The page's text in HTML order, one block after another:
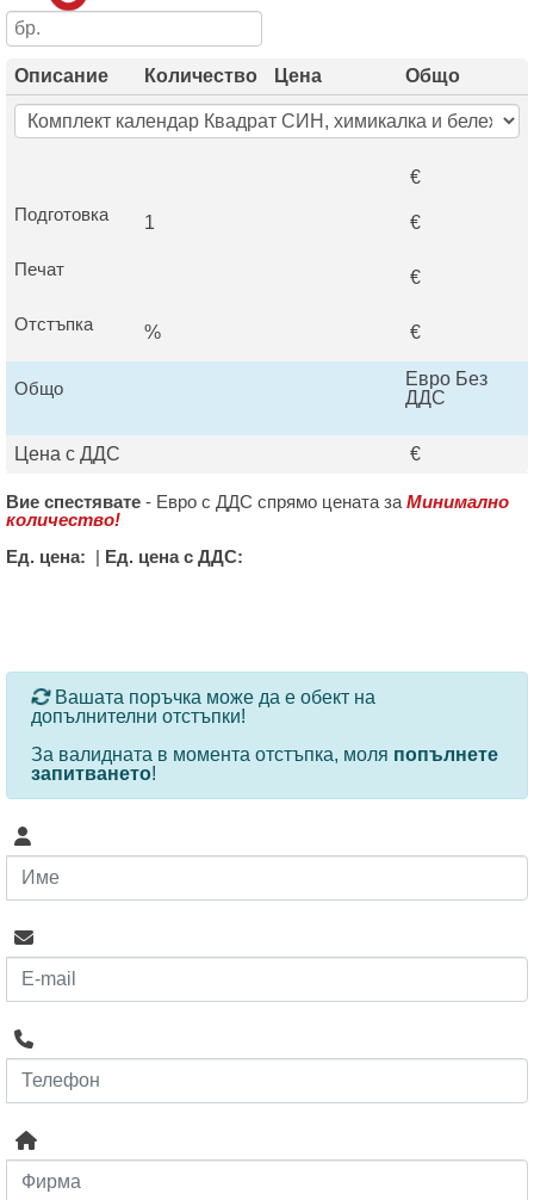
Описание Количество Цена Общо
€
Подготовка
1 €
Печат €
Отстъпка % €
Общо
Евро Без
ДДС
Цена с ДДС €
Вие спестявате - Евро с ДДС спрямо цената за Минимално
количество!
Ед. цена: | Ед. цена с ДДС:
За определени продукти и количества се ползват
Вашата поръчка може да е обект на
допълнителни отстъпки!
За валидната в момента отстъпка, моля попълнете
запитването!